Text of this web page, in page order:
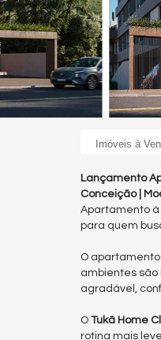
Imóveis à
Lançamento
Conceição |
Apartamento à
para quem
O
ambientes são
agradável,
O Tukã Home
rotina mais